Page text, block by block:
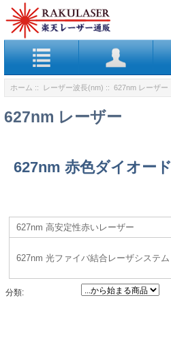
ホーム :: レーザー波長(nm) :: 627nm レーザー
627nm レーザー
627nm 赤色ダイオー
627nm 高安定性赤いレーザー
627nm 光ファイバ結合レーザシステム
分類: